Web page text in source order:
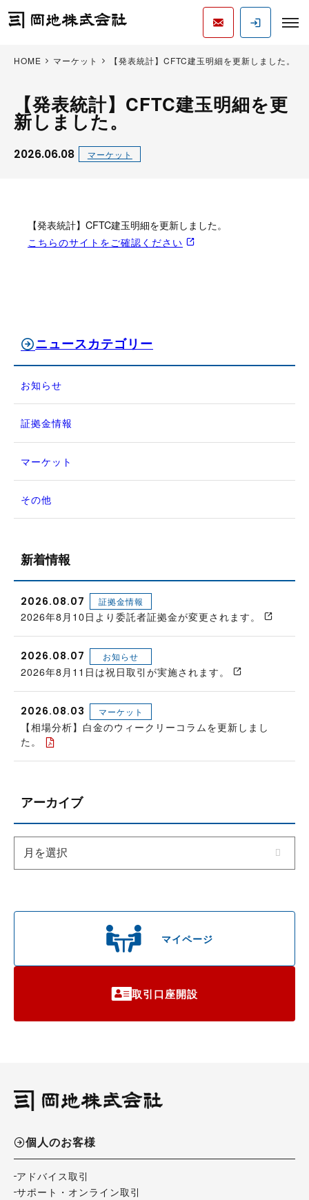
HOME マーケット 【発表統計】CFTC建玉明細を更新しました。
【発表統計】CFTC建玉明細を更
新しました。
2026.06.08 マーケット
【発表統計】CFTC建玉明細を更新しました。
こちらのサイトをご確認ください
マイページ
取引口座開設
ニュースカテゴリー
お知らせ
証拠金情報
マーケット
その他
新着情報
2026.08.07 証拠金情報
2026年8月10日より委託者証拠金が変更されます。
2026.08.07 お知らせ
2026年8月11日は祝日取引が実施されます。
2026.08.03 マーケット
【相場分析】白金のウィークリーコラムを更新しまし
た。
アーカイブ
個人のお客様
アドバイス取引
サポート・オンライン取引